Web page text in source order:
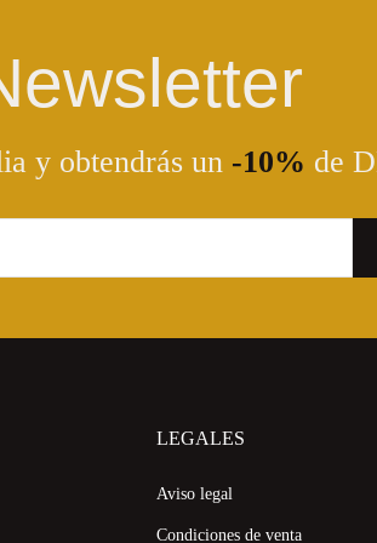
y obtendrás un -10% de
LEGALES
Aviso legal
Condiciones de venta